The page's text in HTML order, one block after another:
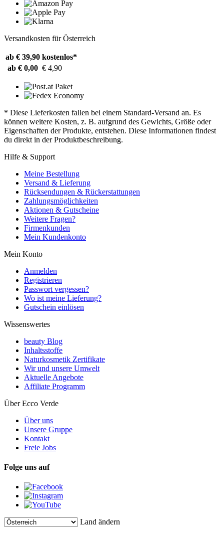
Versandkosten für Österreich
ab € 39,90 kostenlos*
ab € 0,00 € 4,90
* Diese Lieferkosten fallen bei einem Standard-Versand an. Es
können weitere Kosten, z. B. aufgrund des Gewichts, Größe oder
Eigenschaften der Produkte, entstehen. Diese Informationen findest
du direkt in der Produktbeschreibung.
Hilfe & Support
Meine Bestellung
Versand & Lieferung
Rücksendungen & Rückerstattungen
Zahlungsmöglichkeiten
Aktionen & Gutscheine
Weitere Fragen?
Firmenkunden
Mein Kundenkonto
Mein Konto
Anmelden
Registrieren
Passwort vergessen?
Wo ist meine Lieferung?
Gutschein einlösen
Wissenswertes
beauty Blog
Inhaltsstoffe
Naturkosmetik Zertifikate
Wir und unsere Umwelt
Aktuelle Angebote
Affiliate Programm
Über Ecco Verde
Über uns
Unsere Gruppe
Kontakt
Freie Jobs
Folge uns auf
Land ändern